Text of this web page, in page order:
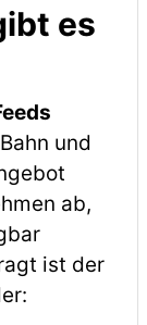
es
und
ab,
ist der